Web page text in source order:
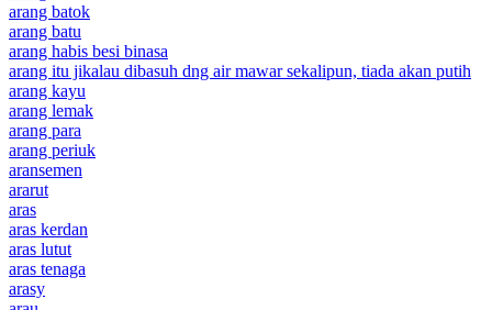
arang batok
arang batu
arang habis besi binasa
arang itu jikalau dibasuh dng air mawar sekalipun, tiada akan putih
arang kayu
arang lemak
arang para
arang periuk
aransemen
ararut
aras
aras kerdan
aras lutut
aras tenaga
arasy